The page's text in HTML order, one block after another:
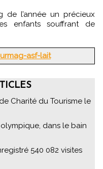
de l’année un précieux
enfants souffrant de
asf-lait
Charité du Tourisme le
dans le bain
540 082 visites